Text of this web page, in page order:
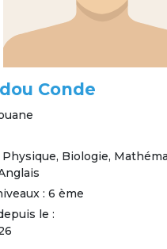
Conde
Biologie,
: 6 ème
le :